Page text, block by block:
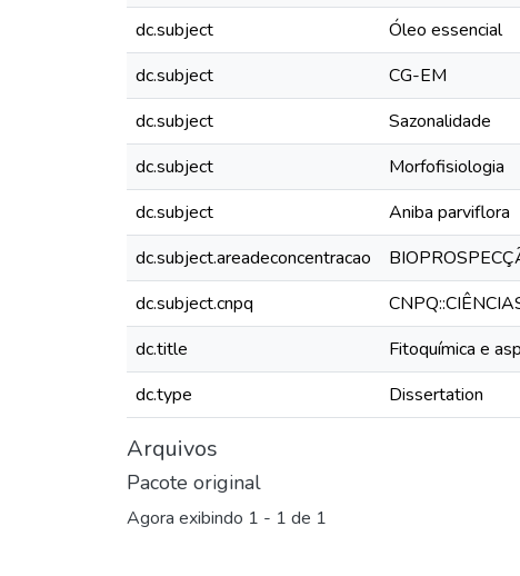
dc.subject
Óleo essencial
dc.subject
CG-EM
dc.subject
Sazonalidade
dc.subject
Morfofisiologia
dc.subject
Aniba parviflora
dc.subject.areadeconcentracao
dc.subject.cnpq
dc.title
Fitoquímica e
dc.type
Dissertation
Arquivos
Pacote original
Agora exibindo 1 - 1 de 1